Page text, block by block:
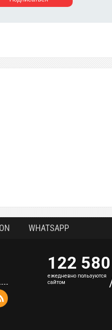
WHATSAPP
122 580
eжедневно пользуются
сайтом